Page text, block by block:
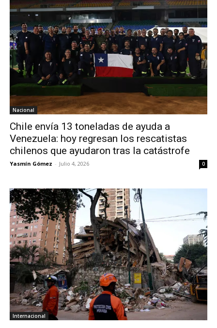
Nacional
Chile envía 13 toneladas de ayuda a
Venezuela: hoy regresan los rescatistas
chilenos que ayudaron tras la catástrofe
Yasmín Gómez - Julio 4, 2026 0
Internacional